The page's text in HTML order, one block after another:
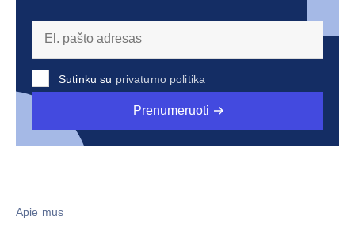
Sutinku su privatumo politika
Prenumeruoti
Apie mus